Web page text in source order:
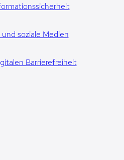
soziale Medien
Barrierefreiheit